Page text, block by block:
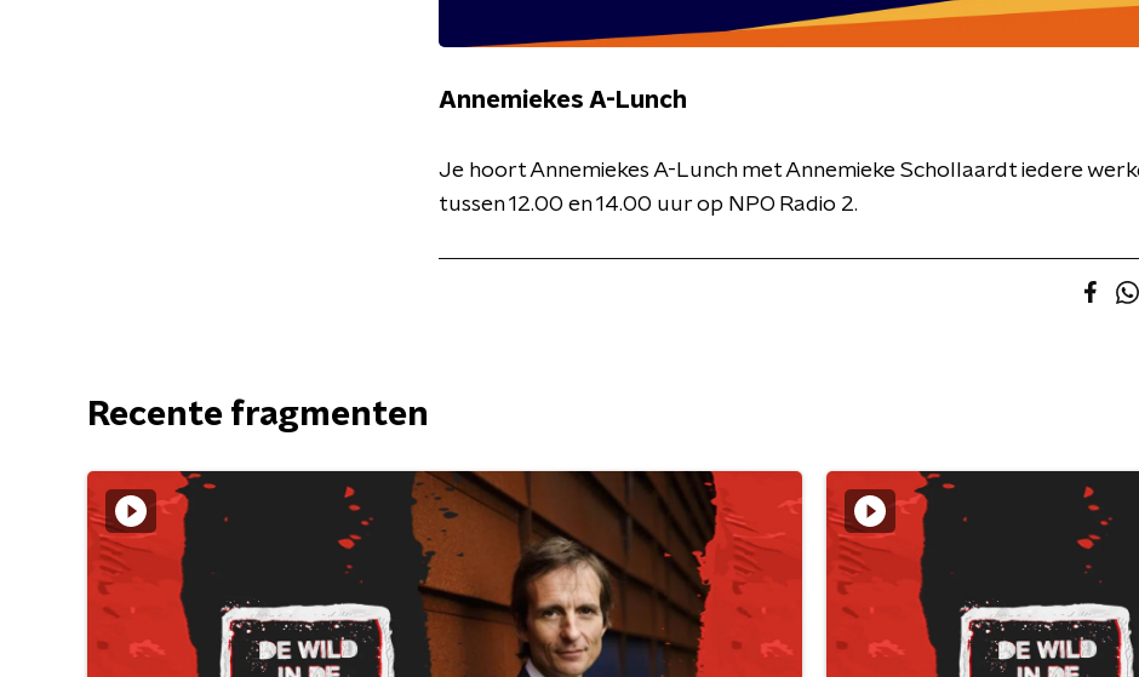
Annemiekes A-Lunch
Je hoort Annemiekes A-Lunch met Annemieke Schollaardt iedere
tussen 12.00 en 14.00 uur op NPO Radio 2.
Recente fragmenten